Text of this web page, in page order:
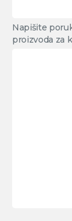
Napišite
proizvoda za